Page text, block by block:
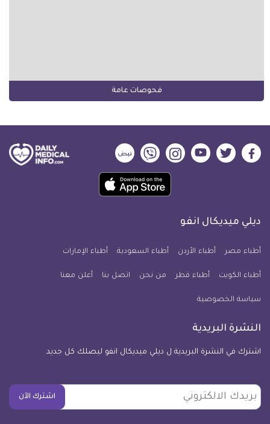
فحوصات عامة
ديلي
فيسبوك
ديلي
تويتر
ديلي
ميديكال
يوتيوب
ديلي
ميديكال
انفو
ديلي
ميديكال
انفو
ديلي
ميديكال
انفو
حمل
تطبيق
معلومة
للآيفون
ديلي ميديكال انفو
أطباء مصر أطباء الأردن أطباء السعودية أطباء الإمارات
أطباء الكويت أطباء قطر من نحن اتصل بنا أعلن معنا
سياسة الخصوصية
النشرة البريدية
اشترك في النشرة البريدية ل ديلي ميديكال انفو ليصلك كل جديد
بريدك
الالكتروني
اشترك الآن